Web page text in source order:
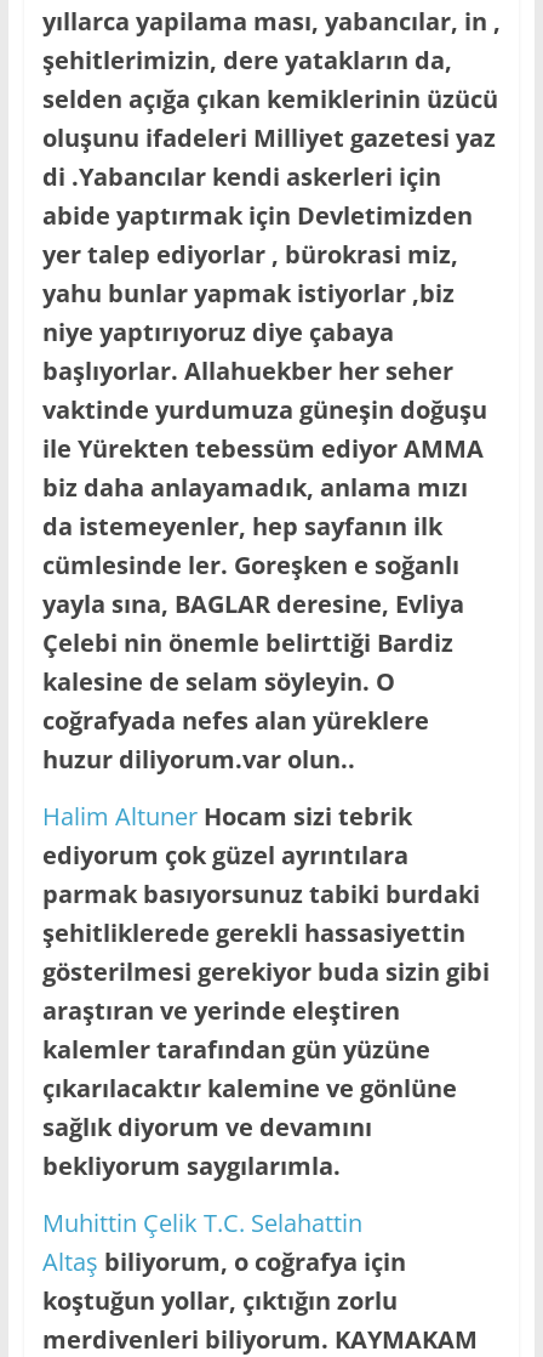
yıllarca yapilama ması, yabancılar, in ,
şehitlerimizin, dere yatakların da,
selden açığa çıkan kemiklerinin üzücü
oluşunu ifadeleri Milliyet gazetesi yaz
di .Yabancılar kendi askerleri için
abide yaptırmak için Devletimizden
yer talep ediyorlar , bürokrasi miz,
yahu bunlar yapmak istiyorlar ,biz
niye yaptırıyoruz diye çabaya
başlıyorlar. Allahuekber her seher
vaktinde yurdumuza güneşin doğuşu
ile Yürekten tebessüm ediyor AMMA
biz daha anlayamadık, anlama mızı
da istemeyenler, hep sayfanın ilk
cümlesinde ler. Goreşken e soğanlı
yayla sına, BAGLAR deresine, Evliya
Çelebi nin önemle belirttiği Bardiz
kalesine de selam söyleyin. O
coğrafyada nefes alan yüreklere
huzur diliyorum.var olun..
Halim Altuner Hocam sizi tebrik
ediyorum çok güzel ayrıntılara
parmak basıyorsunuz tabiki burdaki
şehitliklerede gerekli hassasiyettin
gösterilmesi gerekiyor buda sizin gibi
araştıran ve yerinde eleştiren
kalemler tarafından gün yüzüne
çıkarılacaktır kalemine ve gönlüne
sağlık diyorum ve devamını
bekliyorum saygılarımla.
Muhittin Çelik T.C. Selahattin
Altaş biliyorum, o coğrafya için
koştuğun yollar, çıktığın zorlu
merdivenleri biliyorum. KAYMAKAM